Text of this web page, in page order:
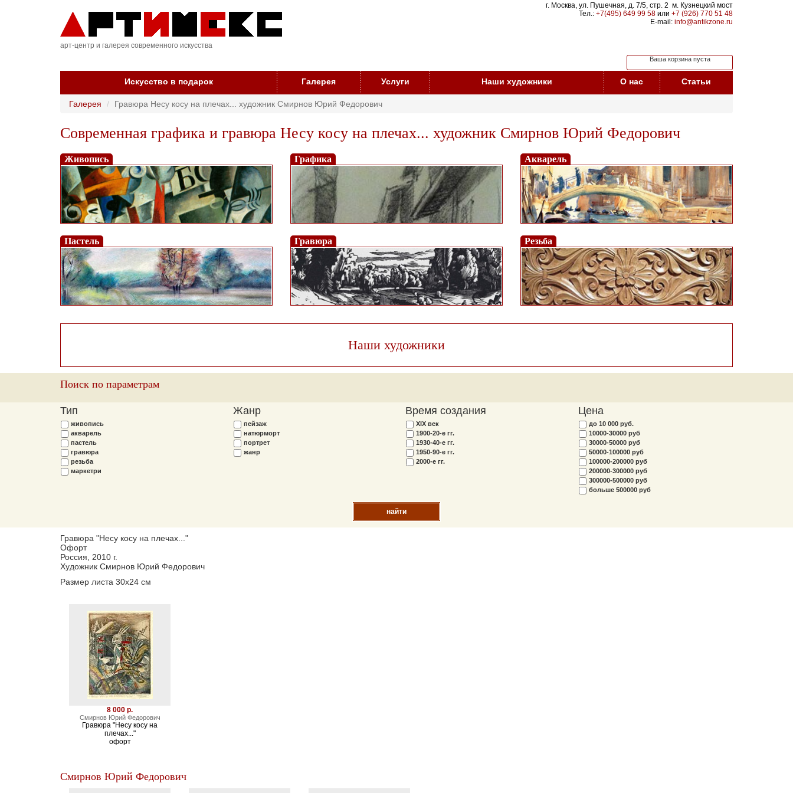
арт-центр и галерея современного искусства
г. Москва, ул. Пушечная, д. 7/5, стр. 2 м. Кузнецкий мост
Тел.: +7(495) 649 99 58 или +7 (926) 770 51 48
E-mail: info@antikzone.ru
Ваша корзина пуста
Искусство в подарок Галерея Услуги Наши художники О нас Статьи
Галерея Гравюра Несу косу на плечах... художник Смирнов Юрий Федорович
Современная графика и гравюра Несу косу на плечах... художник Смирнов Юрий Федорович
Живопись Графика Акварель
Пастель Гравюра Резьба
Наши художники
Поиск по параметрам
Тип
живопись
акварель
пастель
гравюра
резьба
маркетри
Жанр
пейзаж
натюрморт
портрет
жанр
Время создания
XIX век
1900-20-е гг.
1930-40-е гг.
1950-90-е гг.
2000-е гг.
Цена
до 10 000 руб.
10000-30000 руб
30000-50000 руб
50000-100000 руб
100000-200000 руб
200000-300000 руб
300000-500000 руб
больше 500000 руб
найти
Гравюра "Несу косу на плечах..."
Офорт
Россия, 2010 г.
Художник Смирнов Юрий Федорович
Размер листа 30х24 см
8 000 р.
Смирнов Юрий Федорович
Гравюра "Несу косу на
плечах..."
офорт
Смирнов Юрий Федорович